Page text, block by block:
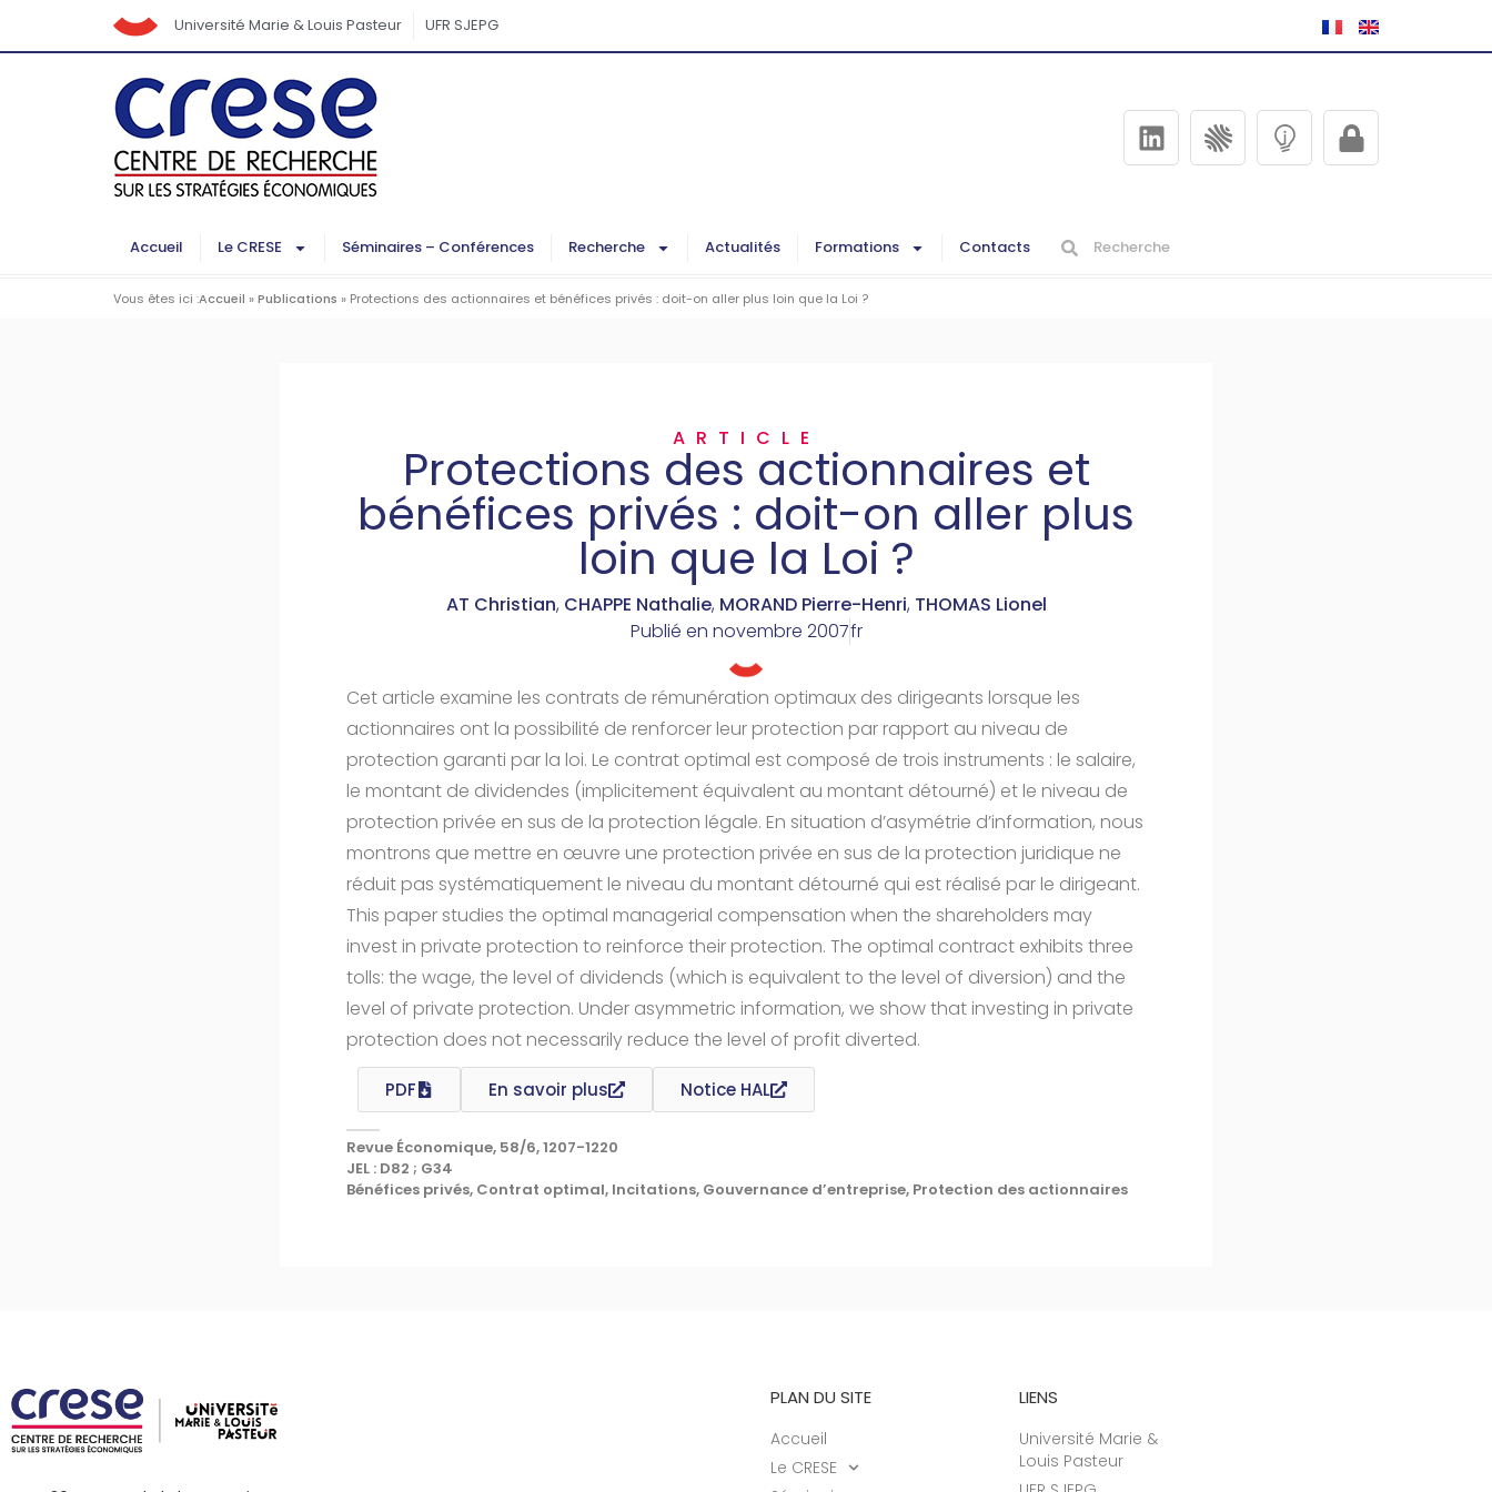
Université Marie & Louis Pasteur UFR SJEPG
Accueil Le CRESE Séminaires – Conférences Recherche Actualités Formations Contacts
Vous êtes ici :Accueil »Publications » Protections des actionnaires et bénéfices privés : doit-on aller plus loin que la Loi ?
ARTICLE
Protections des actionnaires et
bénéfices privés : doit-on aller plus
loin que la Loi ?
AT Christian, CHAPPE Nathalie, MORAND Pierre-Henri, THOMAS Lionel
Publié en novembre 2007fr
Cet article examine les contrats de rémunération optimaux des dirigeants lorsque les
actionnaires ont la possibilité de renforcer leur protection par rapport au niveau de
protection garanti par la loi. Le contrat optimal est composé de trois instruments : le salaire,
le montant de dividendes (implicitement équivalent au montant détourné) et le niveau de
protection privée en sus de la protection légale. En situation d’asymétrie d’information, nous
montrons que mettre en œuvre une protection privée en sus de la protection juridique ne
réduit pas systématiquement le niveau du montant détourné qui est réalisé par le dirigeant.
This paper studies the optimal managerial compensation when the shareholders may
invest in private protection to reinforce their protection. The optimal contract exhibits three
tolls: the wage, the level of dividends (which is equivalent to the level of diversion) and the
level of private protection. Under asymmetric information, we show that investing in private
protection does not necessarily reduce the level of profit diverted.
PDF En savoir plus Notice HAL
Revue Économique, 58/6, 1207-1220
JEL : D82 ; G34
Bénéfices privés, Contrat optimal, Incitations, Gouvernance d’entreprise, Protection des actionnaires
PLAN DU SITE
Accueil
Le CRESE
LIENS
Université Marie &
Louis Pasteur